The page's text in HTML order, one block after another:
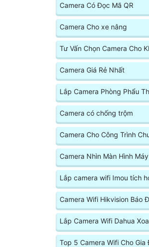
Camera Có Đọc Mã QR
Camera Cho xe nâng
Tư Vấn Chọn Camera Cho
Camera Giá Rẻ Nhất
Lắp Camera Phòng Phẩu
Camera có chống trộm
Camera Cho Công Trình
Camera Nhìn Màn Hình
Lắp camera wifi Imou tích
Camera Wifi Hikvision Báo
Lắp Camera Wifi Dahua
Top 5 Camera Wifi Cho Gia